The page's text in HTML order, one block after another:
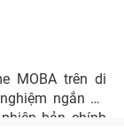
MOBA trên di
ngắn để
bản chính